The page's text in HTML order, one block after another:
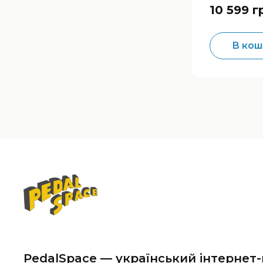
Effects
10 599
В
PedalSpace — український